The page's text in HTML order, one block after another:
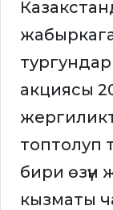
акциясы
топтолуп
бири өзүн
кызматы